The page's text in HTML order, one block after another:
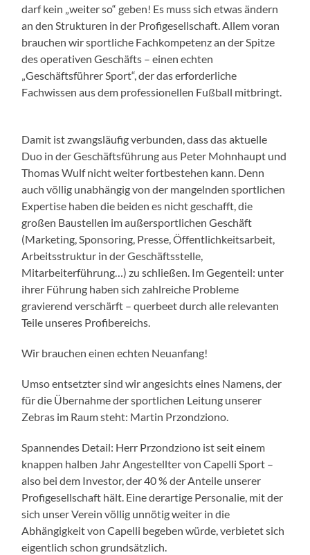
darf kein „weiter so“ geben! Es muss sich etwas ändern
an den Strukturen in der Profigesellschaft. Allem voran
brauchen wir sportliche Fachkompetenz an der Spitze
des operativen Geschäfts – einen echten
„Geschäftsführer Sport“, der das erforderliche
Fachwissen aus dem professionellen Fußball mitbringt.
Damit ist zwangsläufig verbunden, dass das aktuelle
Duo in der Geschäftsführung aus Peter Mohnhaupt und
Thomas Wulf nicht weiter fortbestehen kann. Denn
auch völlig unabhängig von der mangelnden sportlichen
Expertise haben die beiden es nicht geschafft, die
großen Baustellen im außersportlichen Geschäft
(Marketing, Sponsoring, Presse, Öffentlichkeitsarbeit,
Arbeitsstruktur in der Geschäftsstelle,
Mitarbeiterführung…) zu schließen. Im Gegenteil: unter
ihrer Führung haben sich zahlreiche Probleme
gravierend verschärft – querbeet durch alle relevanten
Teile unseres Profibereichs.
Wir brauchen einen echten Neuanfang!
Umso entsetzter sind wir angesichts eines Namens, der
für die Übernahme der sportlichen Leitung unserer
Zebras im Raum steht: Martin Przondziono.
Spannendes Detail: Herr Przondziono ist seit einem
knappen halben Jahr Angestellter von Capelli Sport –
also bei dem Investor, der 40 % der Anteile unserer
Profigesellschaft hält. Eine derartige Personalie, mit der
sich unser Verein völlig unnötig weiter in die
Abhängigkeit von Capelli begeben würde, verbietet sich
eigentlich schon grundsätzlich.